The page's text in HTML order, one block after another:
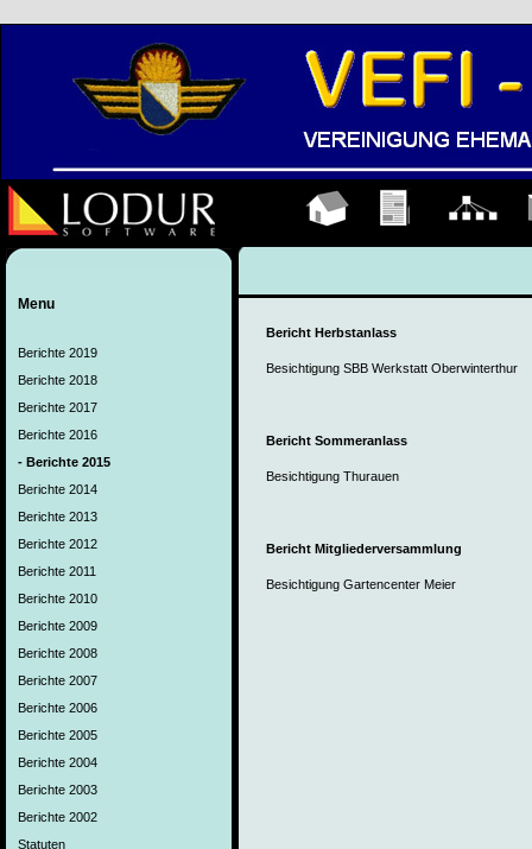
Menu
Berichte 2019
Berichte 2018
Berichte 2017
Berichte 2016
- Berichte 2015
Berichte 2014
Berichte 2013
Berichte 2012
Berichte 2011
Berichte 2010
Berichte 2009
Berichte 2008
Berichte 2007
Berichte 2006
Berichte 2005
Berichte 2004
Berichte 2003
Berichte 2002
Statuten
Bericht Herbstanlass
Besichtigung SBB Werkstatt Oberwinterthur
Bericht Sommeranlass
Besichtigung Thurauen
Bericht Mitgliederversammlung
Besichtigung Gartencenter Meier